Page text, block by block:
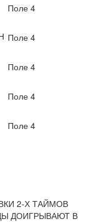
Поле 4
Поле 4
Поле 4
Поле 4
Поле 4
2-Х ТАЙМОВ
ДОИГРЫВАЮТ В